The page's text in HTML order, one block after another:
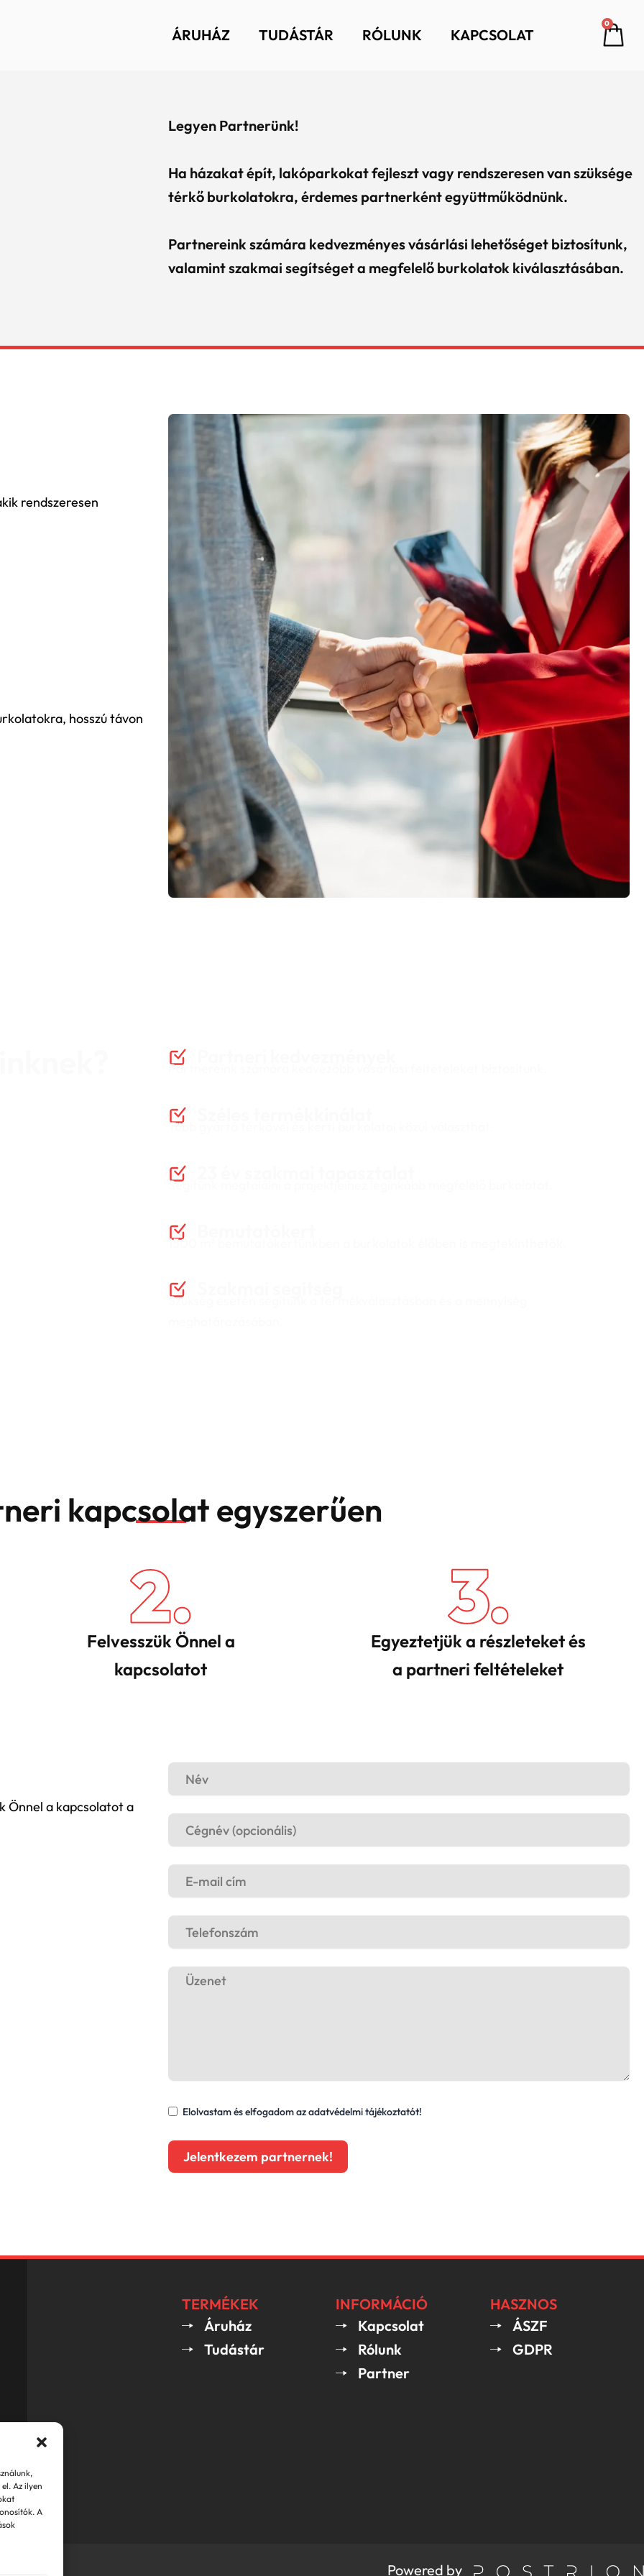
Az ilyen
A
ÁRUHÁZ TUDÁSTÁR RÓLUNK KAPCSOLAT
0
Legyen Partnerünk!
Ha házakat épít, lakóparkokat fejleszt vagy rendszeresen van szüksége
térkő burkolatokra, érdemes partnerként együttműködnünk.
Partnereink számára kedvezményes vásárlási lehetőséget biztosítunk,
valamint szakmai segítséget a megfelelő burkolatok kiválasztásában.
rendszeresen
hosszú távon
Partnereink számára kedvezőbb vásárlási feltételeket biztosítunk.
Több gyártó térkövei és kerti burkolatai közül választhat.
Segítünk megtalálni a projektjeihez leginkább megfelelő burkolatot.
1500 m² bemutatókertünkben a burkolatok élőben is megtekinthetők.
Szükség esetén segítünk a termékválasztásban és a mennyiség
kapcsolat egyszerűen
Felvesszük Önnel a
kapcsolatot
Egyeztetjük a részleteket és
a partneri feltételeket
Önnel a kapcsolatot a
Elolvastam és elfogadom az adatvédelmi tájékoztatót!
Jelentkezem partnernek!
TERMÉKEK
Áruház
Tudástár
INFORMÁCIÓ
Kapcsolat
Rólunk
Partner
HASZNOS
ÁSZF
GDPR
Powered by